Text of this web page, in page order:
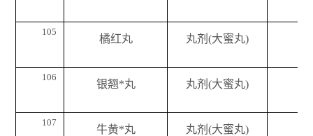
105
橘红丸 丸剂(大蜜丸)
106
银翘*丸 丸剂(大蜜丸)
107
牛黄*丸 丸剂(大蜜丸)